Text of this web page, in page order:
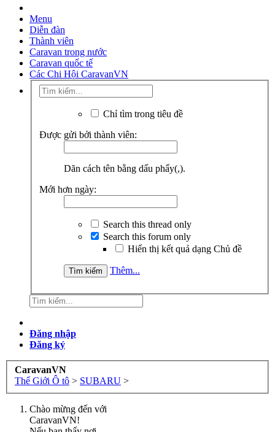
Menu
Diễn đàn
Thành viên
Caravan trong nước
Caravan quốc tế
Các Chi Hội CaravanVN
Chỉ tìm trong tiêu đề
Được gửi bởi thành viên:
Dãn cách tên bằng dấu phẩy(,).
Mới hơn ngày:
Search this thread only
Search this forum only
Hiển thị kết quả dạng Chủ đề
Thêm...
Đăng nhập
Đăng ký
CaravanVN
Thế Giới Ô tô > SUBARU >
Chào mừng đến với
CaravanVN!